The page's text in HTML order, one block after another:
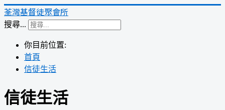
荃灣基督徒聚會所
搜尋...
你目前位置:
首頁
信徒生活
信徒生活